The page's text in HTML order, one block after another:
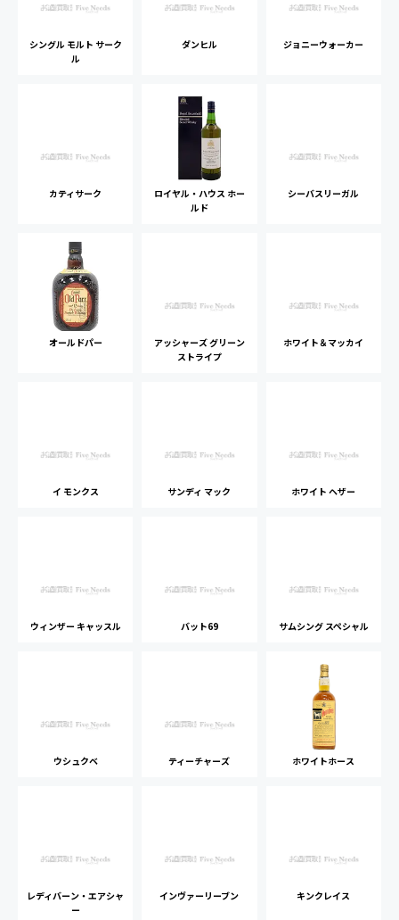
シングル モルト サーク
ル
ダンヒル ジョニーウォーカー
カティサーク
ロイヤル・ハウス ホー
ルド
シーバスリーガル
オールドパー
アッシャーズ グリーン
ストライプ
ホワイト＆マッカイ
イ モンクス サンディ マック ホワイト ヘザー
ウィンザー キャッスル バット69 サムシング スペシャル
ウシュクベ ティーチャーズ ホワイトホース
レディバーン・エアシャ
ー
インヴァーリーブン キンクレイス